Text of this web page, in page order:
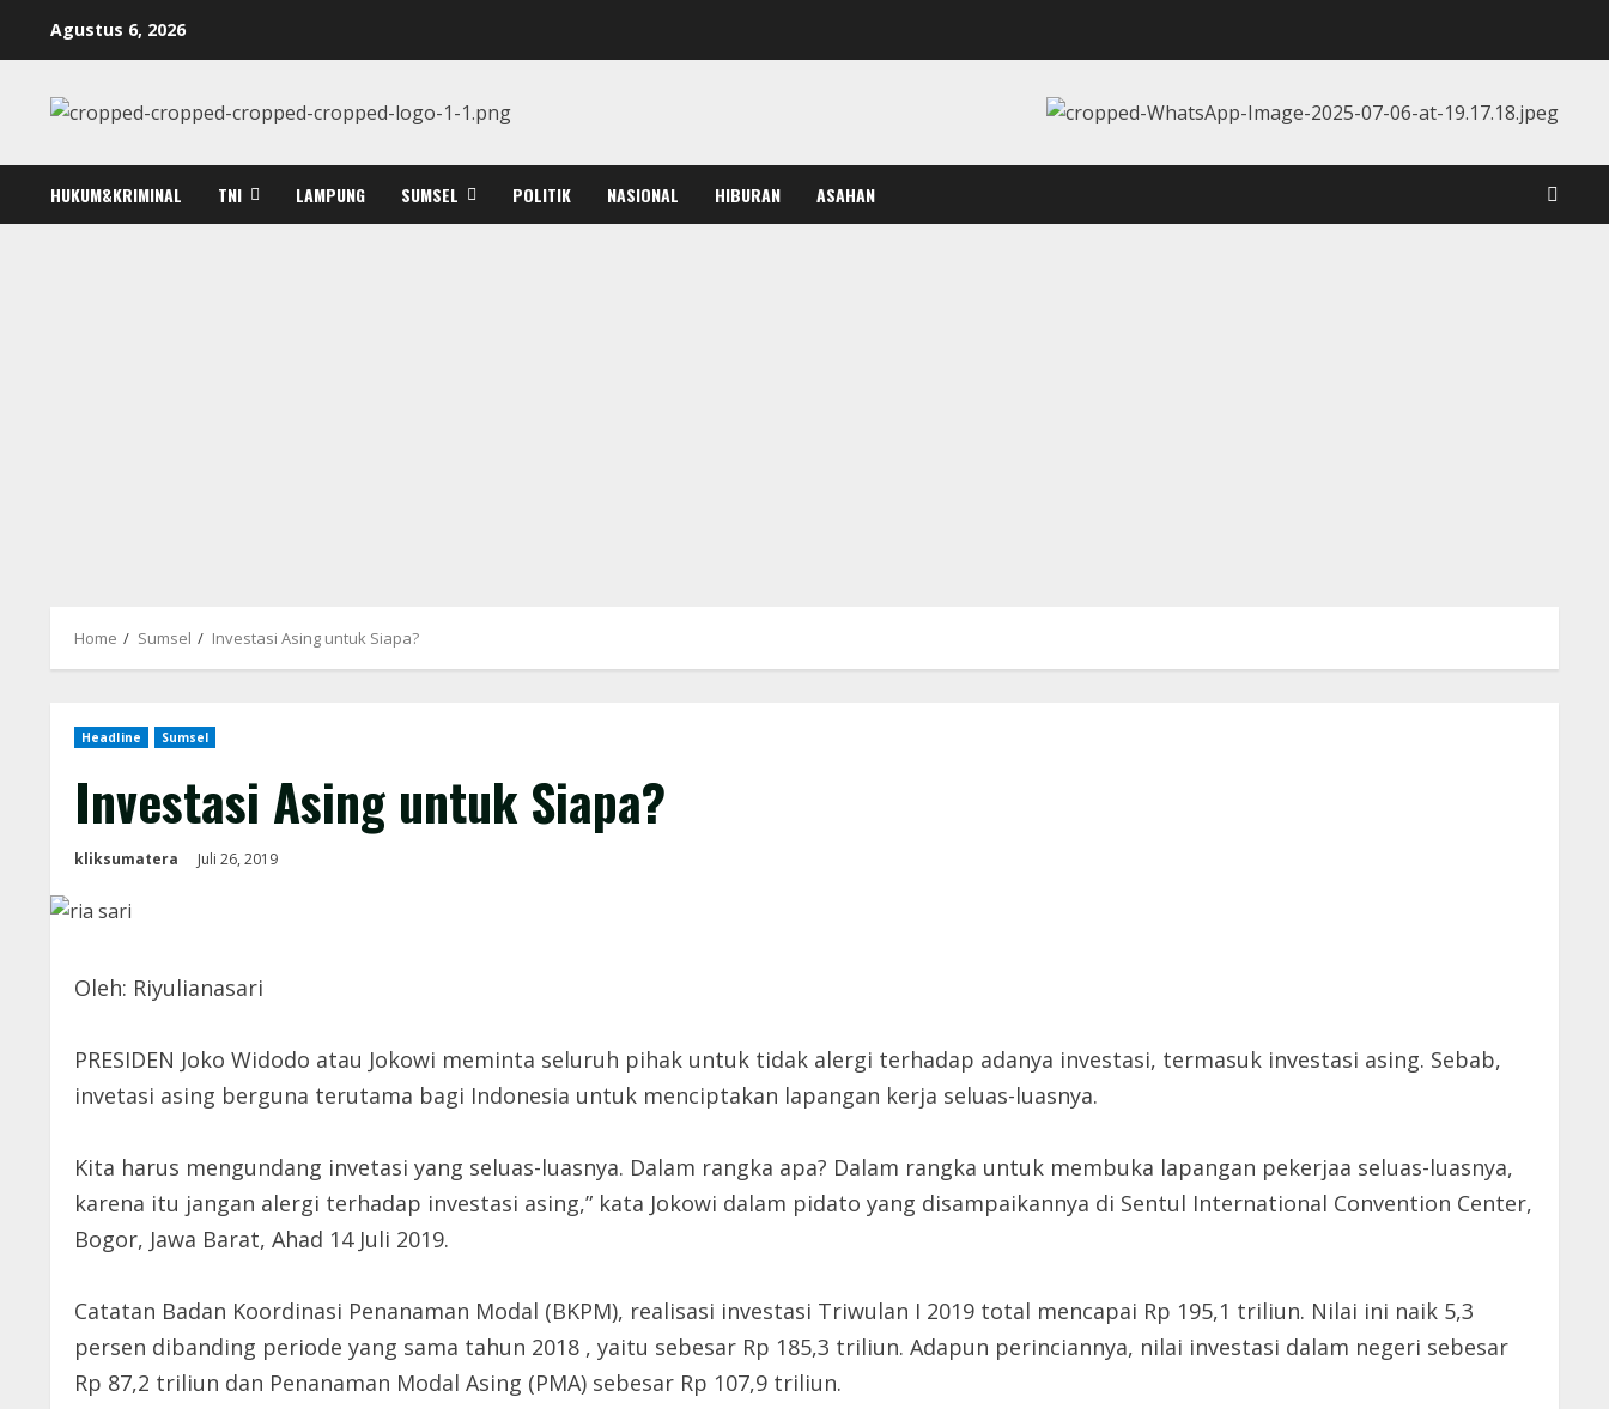
Agustus 6, 2026
HUKUM&KRIMINAL TNI LAMPUNG SUMSEL POLITIK NASIONAL HIBURAN ASAHAN
Home Sumsel Investasi Asing untuk Siapa?
Headline Sumsel
Investasi Asing untuk Siapa?
kliksumatera Juli 26, 2019
Oleh: Riyulianasari
PRESIDEN Joko Widodo atau Jokowi meminta seluruh pihak untuk tidak alergi terhadap adanya investasi, termasuk investasi asing. Sebab,
invetasi asing berguna terutama bagi Indonesia untuk menciptakan lapangan kerja seluas-luasnya.
Kita harus mengundang invetasi yang seluas-luasnya. Dalam rangka apa? Dalam rangka untuk membuka lapangan pekerjaa seluas-luasnya,
karena itu jangan alergi terhadap investasi asing,” kata Jokowi dalam pidato yang disampaikannya di Sentul International Convention Center,
Bogor, Jawa Barat, Ahad 14 Juli 2019.
Catatan Badan Koordinasi Penanaman Modal (BKPM), realisasi investasi Triwulan I 2019 total mencapai Rp 195,1 triliun. Nilai ini naik 5,3
persen dibanding periode yang sama tahun 2018 , yaitu sebesar Rp 185,3 triliun. Adapun perinciannya, nilai investasi dalam negeri sebesar
Rp 87,2 triliun dan Penanaman Modal Asing (PMA) sebesar Rp 107,9 triliun.